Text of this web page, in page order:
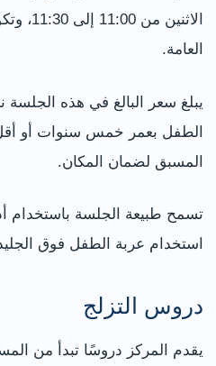
العامة.
الطفل بعمر خمس سنوات أو
المسبق لضمان المكان.
تسمح طبيعة الجلسة باستخدام
استخدام عربة الطفل فوق
دروس التزلج
يقدم المركز دروسًا تبدأ من